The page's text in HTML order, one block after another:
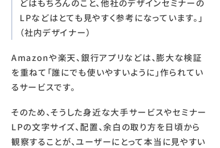
どはもちろんのこと、他社のデザインセミナーの
LPなどはとても見やすく参考になっています。」
（社内デザイナー）
Amazonや楽天、銀行アプリなどは、膨大な検証
を重ねて「誰にでも使いやすいように」作られてい
るサービスです。
そのため、そうした身近な大手サービスやセミナー
LPの文字サイズ、配置、余白の取り方を日頃から
観察することが、ユーザーにとって本当に見やすい